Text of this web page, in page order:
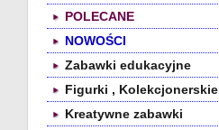
POLECANE
NOWOŚCI
Zabawki edukacyjne
Figurki , Kolekcjonerskie
Kreatywne zabawki